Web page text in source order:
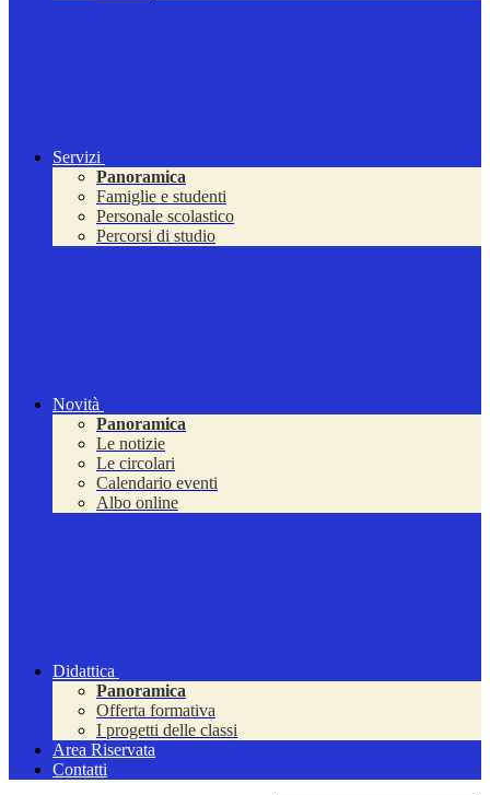
Servizi
Panoramica
Famiglie e studenti
Personale scolastico
Percorsi di studio
Novità
Panoramica
Le notizie
Le circolari
Calendario eventi
Albo online
Didattica
Panoramica
Offerta formativa
I progetti delle classi
Area Riservata
Contatti